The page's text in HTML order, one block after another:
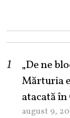
„De ne
Mărturia
atacată în
august 9,